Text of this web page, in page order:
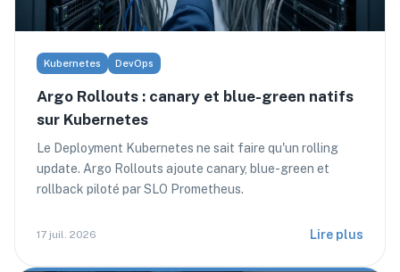
Kubernetes DevOps
Argo Rollouts : canary et blue-green natifs
sur Kubernetes
Le Deployment Kubernetes ne sait faire qu'un rolling
update. Argo Rollouts ajoute canary, blue-green et
rollback piloté par SLO Prometheus.
17 juil. 2026 Lire plus